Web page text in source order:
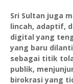
Sri Sultan juga
lincah, adaptif,
digital yang
yang baru
sebagai titik
publik,
birokrasi yang